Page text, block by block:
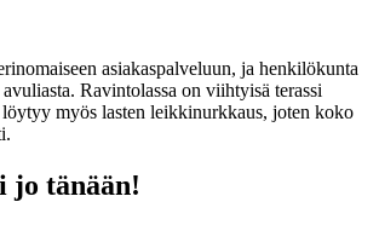
asiakaspalveluun, ja henkilökunta
Ravintolassa on viihtyisä terassi
löytyy myös lasten leikkinurkkaus, joten koko
jo tänään!